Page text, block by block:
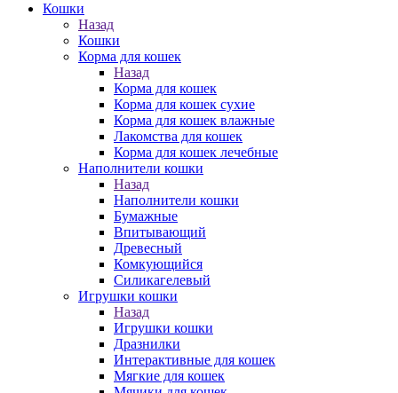
Кошки
Назад
Кошки
Корма для кошек
Назад
Корма для кошек
Корма для кошек сухие
Корма для кошек влажные
Лакомства для кошек
Корма для кошек лечебные
Наполнители кошки
Назад
Наполнители кошки
Бумажные
Впитывающий
Древесный
Комкующийся
Силикагелевый
Игрушки кошки
Назад
Игрушки кошки
Дразнилки
Интерактивные для кошек
Мягкие для кошек